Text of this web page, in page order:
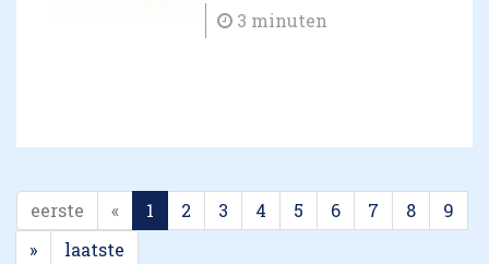
3 minuten
eerste « 1 2 3 4 5 6 7 8
9
»
laatste